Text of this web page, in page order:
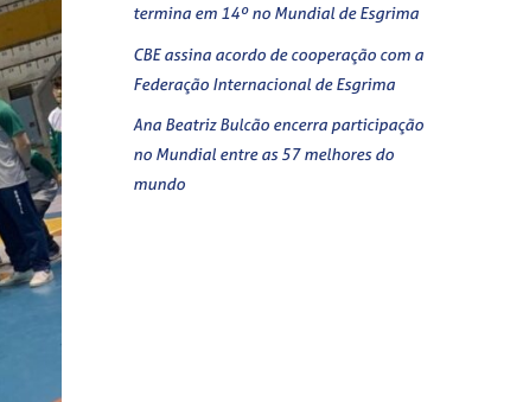
termina em 14º no Mundial de Esgrima
CBE assina acordo de cooperação com a
Federação Internacional de Esgrima
Ana Beatriz Bulcão encerra participação
no Mundial entre as 57 melhores do
mundo